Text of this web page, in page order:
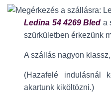
Ledina 54 4269 Bled a
szürkületben érkezünk
A szállás nagyon
(Hazafelé indulásnál
akartunk kiköltözni.)